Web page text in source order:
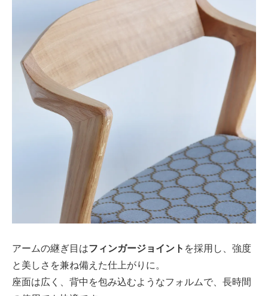
アームの継ぎ目はフィンガージョイント を採用し、強度
と美しさを兼ね備えた仕上がりに。
座面は広く、背中を包み込むようなフォルムで、長時間